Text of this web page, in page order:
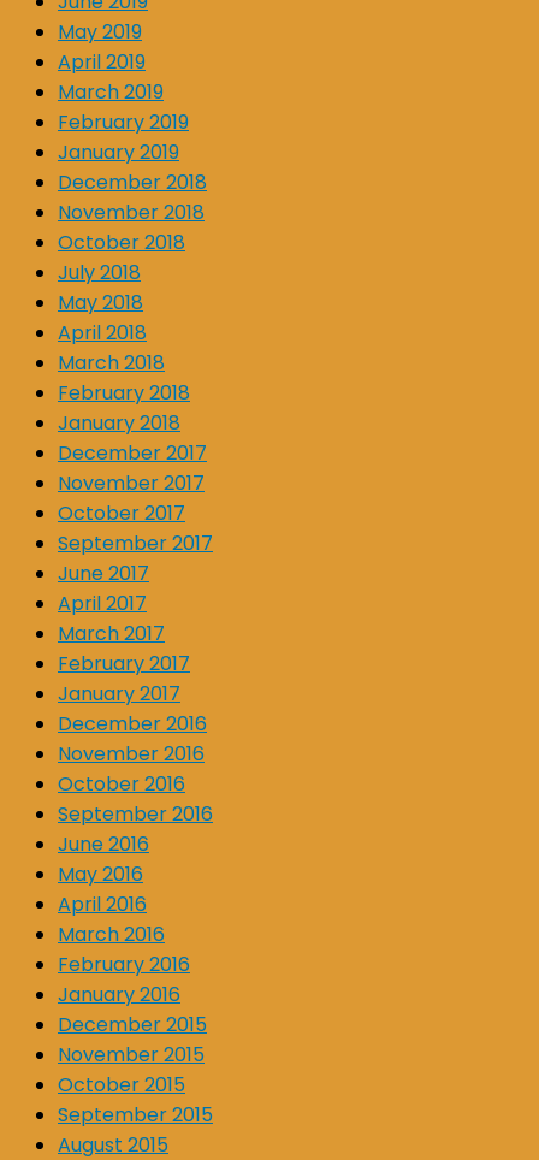
May 2019
April 2019
March 2019
February 2019
January 2019
December 2018
November 2018
October 2018
July 2018
May 2018
April 2018
March 2018
February 2018
January 2018
December 2017
November 2017
October 2017
September 2017
June 2017
April 2017
March 2017
February 2017
January 2017
December 2016
November 2016
October 2016
September 2016
June 2016
May 2016
April 2016
March 2016
February 2016
January 2016
December 2015
November 2015
October 2015
September 2015
August 2015